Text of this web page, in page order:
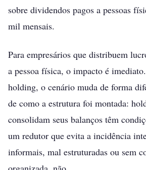
sobre dividendos pagos a pessoas
mil mensais.
Para empresários que distribuem
a pessoa física, o impacto é
holding, o cenário muda de forma
de como a estrutura foi montada:
consolidam seus balanços têm
um redutor que evita a incidência
informais, mal estruturadas ou sem